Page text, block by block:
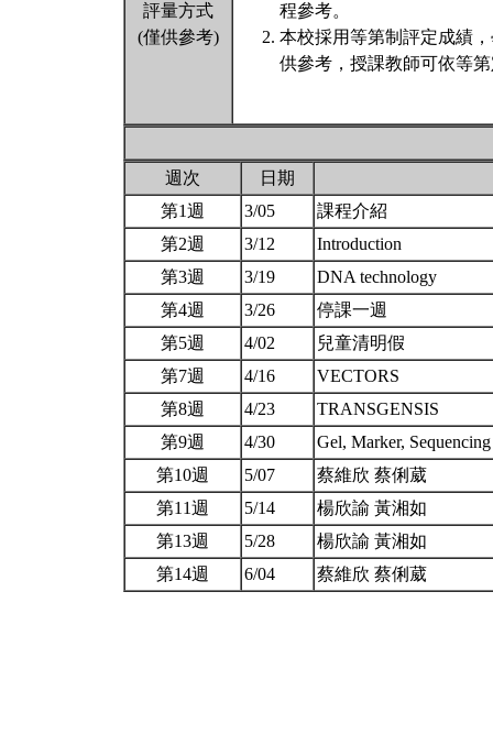
評量方式
(僅供參考)
程參考。
本校採用等第制評定成績
供參考，授課教師可依等
週次
日期
第1週
3/05
課程介紹
第2週
3/12
Introduction
第3週
3/19
DNA technology
第4週
3/26
停課一週
第5週
4/02
兒童清明假
第7週
4/16
VECTORS
第8週
4/23
TRANSGENSIS
第9週
4/30
Gel, Marker,
第10週
5/07
蔡維欣 蔡俐葳
第11週
5/14
楊欣諭 黃湘如
第13週
5/28
楊欣諭 黃湘如
第14週
6/04 蔡維欣 蔡俐葳